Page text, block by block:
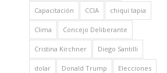
Capacitación CCIA chiqui tapia
Clima Concejo Deliberante
Cristina Kirchner Diego Santilli
dolar Donald Trump Elecciones